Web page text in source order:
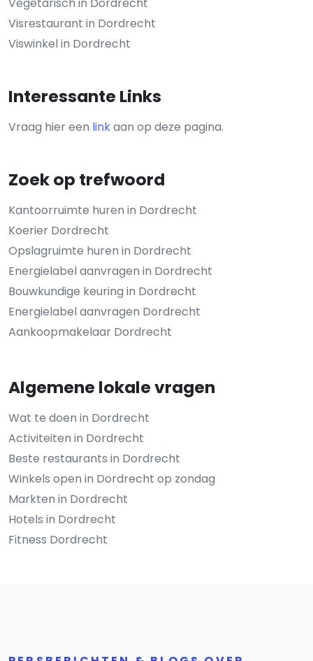
Visrestaurant in Dordrecht
Viswinkel in Dordrecht
Interessante Links
Vraag hier een linkaan op deze pagina.
Zoek op trefwoord
Kantoorruimte huren in Dordrecht
Koerier Dordrecht
Opslagruimte huren in Dordrecht
Energielabel aanvragen in Dordrecht
Bouwkundige keuring in Dordrecht
Energielabel aanvragen Dordrecht
Aankoopmakelaar Dordrecht
Algemene lokale vragen
Wat te doen in Dordrecht
Activiteiten in Dordrecht
Beste restaurants in Dordrecht
Winkels open in Dordrecht op zondag
Markten in Dordrecht
Hotels in Dordrecht
Fitness Dordrecht